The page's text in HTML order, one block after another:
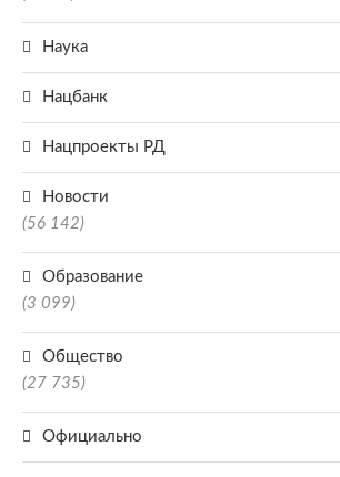
Наука
Нацбанк
Нацпроекты РД
Новости
(56 142)
Образование
(3 099)
Общество
(27 735)
Официально